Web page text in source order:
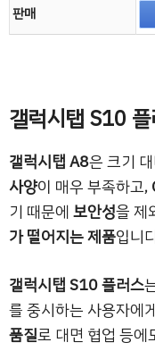
판매
갤럭시탭 S10
갤럭시탭 A8은 크기
사양이 매우 부족하고,
기 때문에보안성을 제
가 떨어지는 제품입니
갤럭시탭 S10 플러스
를 중시하는 사용자에
품질로 대면 협업 등에